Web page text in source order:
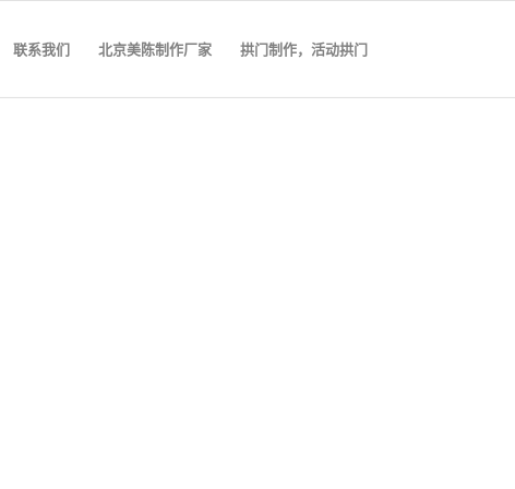
联系我们 北京美陈制作厂家 拱门制作，活动拱门